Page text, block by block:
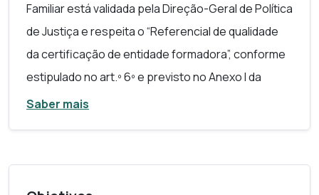
Familiar está validada pela Direção-Geral de Política
de Justiça e respeita o “Referencial de qualidade
da certificação de entidade formadora”, conforme
estipulado no art.º 6º e previsto no Anexo I da
Portaria n.º 345/2013, de 27 de novembro.
a resolução de conflitos no âmbito das relações
Saber mais